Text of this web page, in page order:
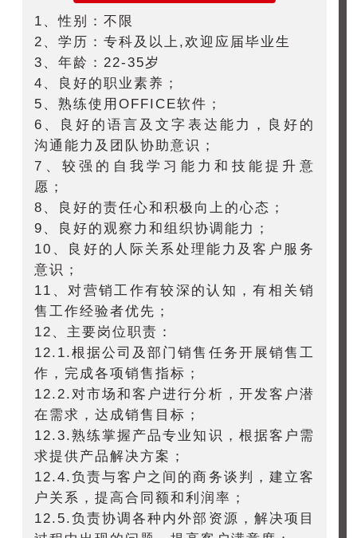
1、性别：不限
2、学历：专科及以上,欢迎应届毕业生
3、年龄：22-35岁
4、良好的职业素养；
5、熟练使用OFFICE软件；
6、良好的语言及文字表达能力，良好的
沟通能力及团队协助意识；
7、较强的自我学习能力和技能提升意
愿；
8、良好的责任心和积极向上的心态；
9、良好的观察力和组织协调能力；
10、良好的人际关系处理能力及客户服务
意识；
11、对营销工作有较深的认知，有相关销
售工作经验者优先；
12、主要岗位职责：
12.1.根据公司及部门销售任务开展销售工
作，完成各项销售指标；
12.2.对市场和客户进行分析，开发客户潜
在需求，达成销售目标；
12.3.熟练掌握产品专业知识，根据客户需
求提供产品解决方案；
12.4.负责与客户之间的商务谈判，建立客
户关系，提高合同额和利润率；
12.5.负责协调各种内外部资源，解决项目